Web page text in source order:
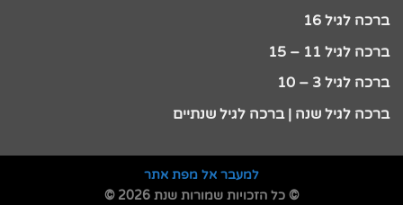
ברכה לגיל 16
ברכה לגיל 11 – 15
ברכה לגיל 3 – 10
ברכה לגיל שנה | ברכה לגיל שנתיים
למעבר אל מפת אתר
© כל הזכויות שמורות שנת 2026 ©